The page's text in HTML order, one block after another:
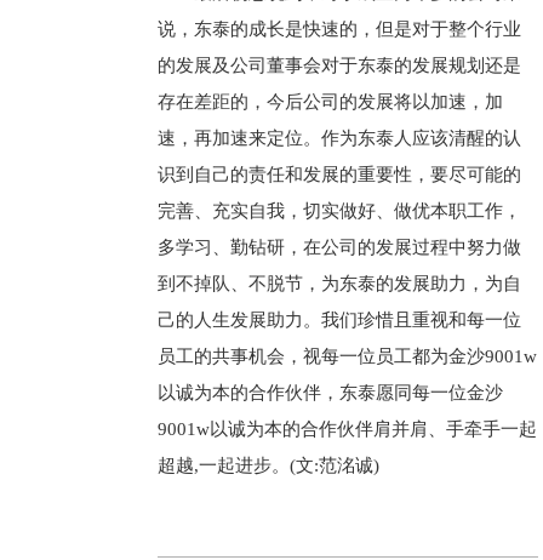
说，东泰的成长是快速的，但是对于整个行业
的发展及公司董事会对于东泰的发展规划还是
存在差距的，今后公司的发展将以加速，加
速，再加速来定位。作为东泰人应该清醒的认
识到自己的责任和发展的重要性，要尽可能的
完善、充实自我，切实做好、做优本职工作，
多学习、勤钻研，在公司的发展过程中努力做
到不掉队、不脱节，为东泰的发展助力，为自
己的人生发展助力。我们珍惜且重视和每一位
员工的共事机会，视每一位员工都为金沙9001w
以诚为本的合作伙伴，东泰愿同每一位金沙
9001w以诚为本的合作伙伴肩并肩、手牵手一起
超越,一起进步。(文:范洺诚)